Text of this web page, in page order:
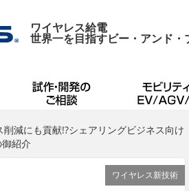
ワイヤレス給電
世界一を目指すビー・アンド・
削減にも貢献!?シェアリングビジネス向け
紹介
ワイヤレス新技術